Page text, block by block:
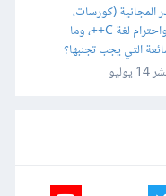
المجانية (كورسات،
كتب، أدوات) لتعلّم واحترام لغة C++، وما
التي يجب تجنبها؟
14 يوليو